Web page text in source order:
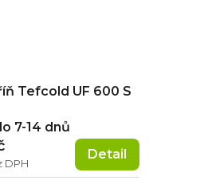
Tefcold UF 600 S
7-14 dnů
DPH
Detail